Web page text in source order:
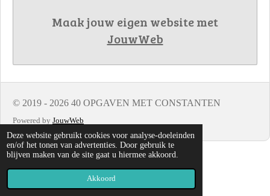
Deze website gebruikt cookies voor analyse-doeleinden
en/of het tonen van advertenties. Door gebruik te
blijven maken van de site gaat u hiermee akkoord.
Akkoord
Maak jouw eigen website met
JouwWeb
© 2019 - 2026 40 OPGAVEN MET CONSTANTEN
Powered by JouwWeb